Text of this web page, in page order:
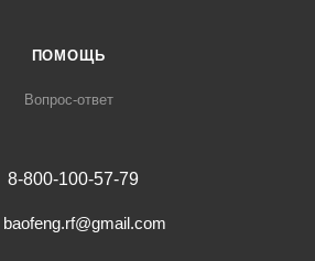
ПОМОЩЬ
Вопрос-ответ
8-800-100-57-79
baofeng.rf@gmail.com